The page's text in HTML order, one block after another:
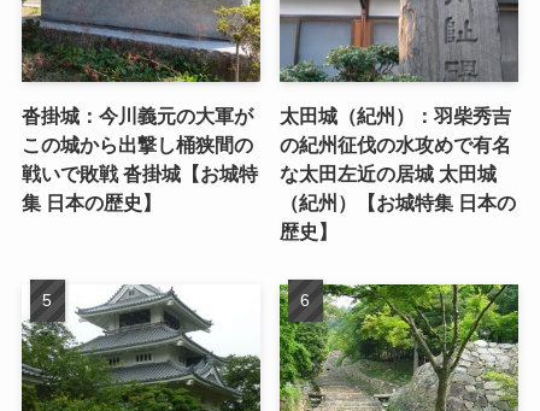
沓掛城：今川義元の大軍が
この城から出撃し桶狭間の
戦いで敗戦 沓掛城【お城特
集 日本の歴史】
太田城（紀州）：羽柴秀吉
の紀州征伐の水攻めで有名
な太田左近の居城 太田城
（紀州）【お城特集 日本の
歴史】